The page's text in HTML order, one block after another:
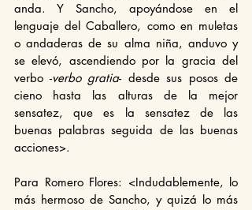
anda. Y Sancho, apoyándose en el
lenguaje del Caballero, como en muletas
o andaderas de su alma niña, anduvo y
se elevó, ascendiendo por la gracia del
verbo -verbo gratia- desde sus posos de
cieno hasta las alturas de la mejor
sensatez, que es la sensatez de las
buenas palabras seguida de las buenas
acciones>.
Para Romero Flores: <Indudablemente, lo
más hermoso de Sancho, y quizá lo más